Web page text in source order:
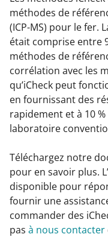
méthodes de
(ICP-MS) pour le fer.
était comprise entre
méthodes de
corrélation avec les
qu’iCheck peut
en fournissant des
rapidement et à 10
laboratoire
Téléchargez notre
pour en savoir plus.
disponible pour
fournir une
commander des
pas à nous contacter